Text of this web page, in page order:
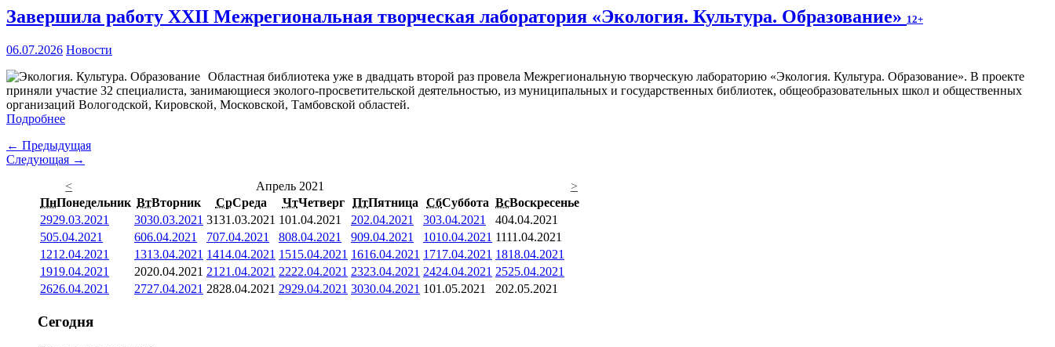
Завершила работу XXII Межрегиональная творческая лаборатория «Экология. Культура. Образование» 12+
06.07.2026 Новости
Областная библиотека уже в двадцать второй раз провела Межрегиональную творческую лабораторию «Экология. Культура. Образование». В проекте
приняли участие 32 специалиста, занимающиеся эколого-просветительской деятельностью, из муниципальных и государственных библиотек, общеобразовательных школ и общественных
организаций Вологодской, Кировской, Московской, Тамбовской областей.
Подробнее
← Предыдущая
Следующая →
<
Апрель 2021
>
ПнПонедельник ВтВторник СрСреда ЧтЧетверг ПтПятница СбСуббота ВсВоскресенье
2929.03.2021 3030.03.2021 3131.03.2021 101.04.2021 202.04.2021 303.04.2021 404.04.2021
505.04.2021 606.04.2021 707.04.2021 808.04.2021 909.04.2021 1010.04.2021 1111.04.2021
1212.04.2021 1313.04.2021 1414.04.2021 1515.04.2021 1616.04.2021 1717.04.2021 1818.04.2021
1919.04.2021 2020.04.2021 21 21.04.2021 2222.04.2021 2323.04.2021 2424.04.2021 2525.04.2021
2626.04.2021 2727.04.2021 2828.04.2021 2929.04.2021 3030.04.2021 101.05.2021 202.05.2021
Сегодня